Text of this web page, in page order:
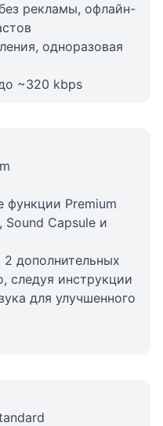
рекламы, офлайн-
одноразовая
~320 kbps
функции Premium
Capsule и
дополнительных
следуя инструкции
для улучшенного